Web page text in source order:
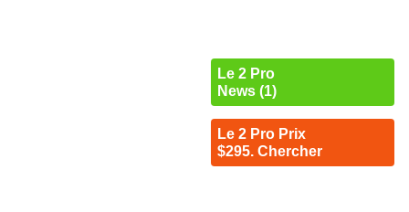
Le 2 Pro
News (1)
Le 2 Pro Prix
$295. Chercher